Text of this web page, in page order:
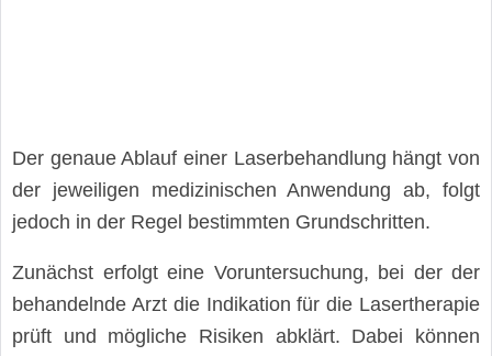
Der genaue Ablauf einer Laserbehandlung hängt von
der jeweiligen medizinischen Anwendung ab, folgt
jedoch in der Regel bestimmten Grundschritten.
Zunächst erfolgt eine Voruntersuchung, bei der der
behandelnde Arzt die Indikation für die Lasertherapie
prüft und mögliche Risiken abklärt. Dabei können